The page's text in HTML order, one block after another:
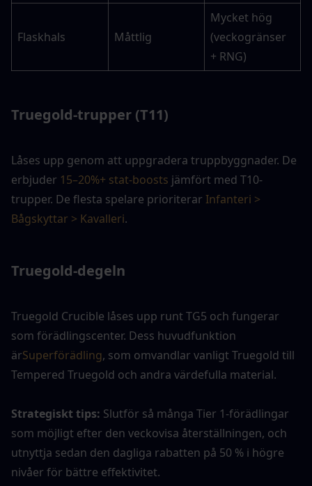
Flaskhals Måttlig
Mycket hög
(veckogränser
+ RNG)
Truegold-trupper (T11)
Låses upp genom att uppgradera truppbyggnader. De
erbjuder 15–20%+ stat-boosts jämfört med T10-
trupper. De flesta spelare prioriterar Infanteri >
Bågskyttar > Kavalleri.
Truegold-degeln
Truegold Crucible låses upp runt TG5 och fungerar
som förädlingscenter. Dess huvudfunktion
ärSuperförädling, som omvandlar vanligt Truegold till
Tempered Truegold och andra värdefulla material.
Strategiskt tips: Slutför så många Tier 1-förädlingar
som möjligt efter den veckovisa återställningen, och
utnyttja sedan den dagliga rabatten på 50 % i högre
nivåer för bättre effektivitet.